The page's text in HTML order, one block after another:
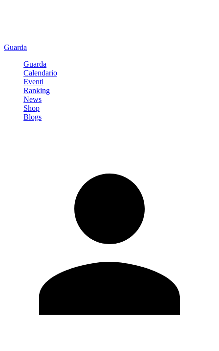
Guarda
Guarda
Calendario
Eventi
Ranking
News
Shop
Blogs